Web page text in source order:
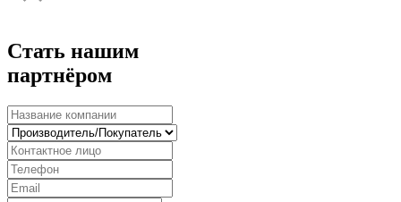
Стать нашим
партнёром